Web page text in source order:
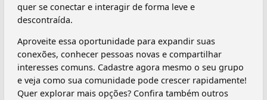
quer se conectar e interagir de forma leve e
descontraída.
Aproveite essa oportunidade para expandir suas
conexões, conhecer pessoas novas e compartilhar
interesses comuns. Cadastre agora mesmo o seu grupo
e veja como sua comunidade pode crescer rapidamente!
Quer explorar mais opções? Confira também outros